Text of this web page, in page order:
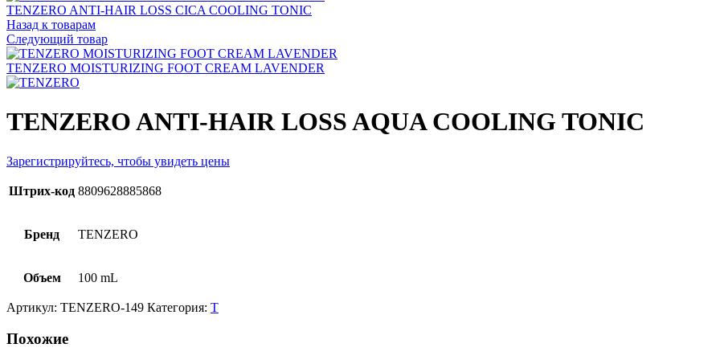
TENZERO ANTI-HAIR LOSS CICA COOLING TONIC
Назад к товарам
Следующий товар
TENZERO MOISTURIZING FOOT CREAM LAVENDER
TENZERO ANTI-HAIR LOSS AQUA COOLING TONIC
Зарегистрируйтесь, чтобы увидеть цены
Штрих-код 8809628885868
Бренд TENZERO
Объем 100 mL
Артикул: TENZERO-149 Категория: T
Похожие